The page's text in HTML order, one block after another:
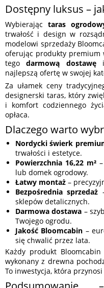
Dostępny luksus –
Wybierająctaras
trwałość i design w
modelowi sprzedaży
oferując produkty premium
tegodarmową dostawę
najlepszą ofertę w swojej
Za ułamek ceny
designerski taras, który
i komfort codziennego
opłaca.
Dlaczego warto
Nordycki świerk
trwałości i estetyce.
Powierzchnia 16,22 m²–
lub domek ogrodowy.
Łatwy montaż –
Bezpośrednia sprzedaż
sklepów detalicznych.
Darmowa dostawa –
Twojego ogrodu.
Jakość Bloomcabin –
się chwalić przez lata.
Każdy produkt
wykonany z drewna
To inwestycja, która